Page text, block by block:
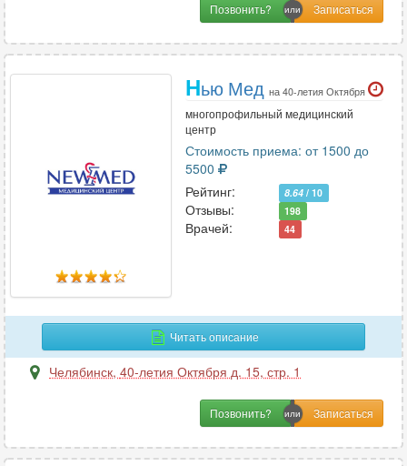
Позвонить?
Нью Мед на 40-летия Октября
многопрофильный медицинский
центр
Стоимость приема: от 1500 до
5500
Рейтинг:
8.64 / 10
Отзывы: 198
Врачей: 44
Читать описание
Челябинск, 40-летия Октября д. 15, стр. 1
Позвонить?